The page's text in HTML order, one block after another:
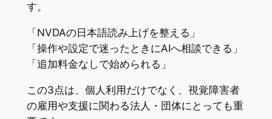
す。
「NVDAの日本語読み上げを整える」
「操作や設定で迷ったときにAIへ相談できる」
「追加料金なしで始められる」
この3点は、個人利用だけでなく、視覚障害者
の雇用や支援に関わる法人・団体にとっても重